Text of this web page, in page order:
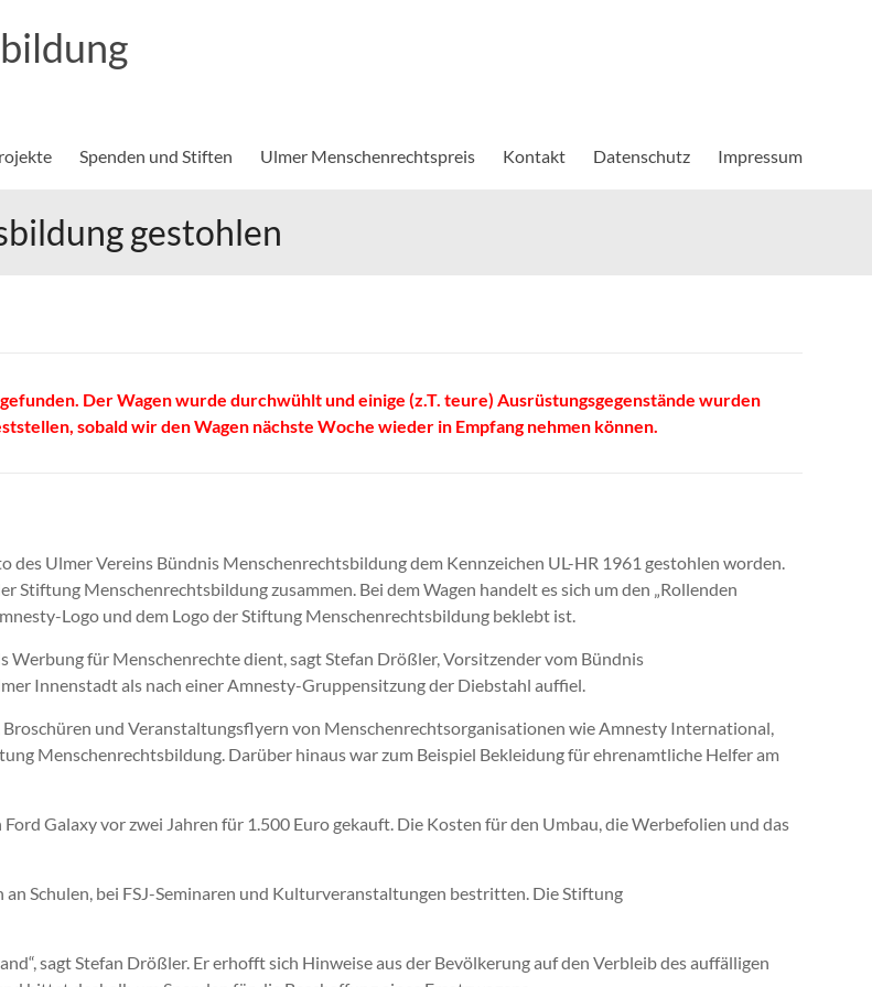
Spenden und Stiften Ulmer Menschenrechtspreis Kontakt Datenschutz Impressum
gestohlen
Der Wagen wurde durchwühlt und einige (z.T. teure) Ausrüstungsgegenstände wurden
sobald wir den Wagen nächste Woche wieder in Empfang nehmen können.
Ulmer Vereins Bündnis Menschenrechtsbildung dem Kennzeichen UL-HR 1961 gestohlen worden.
Menschenrechtsbildung zusammen. Bei dem Wagen handelt es sich um den „Rollenden
Logo und dem Logo der Stiftung Menschenrechtsbildung beklebt ist.
für Menschenrechte dient, sagt Stefan Drößler, Vorsitzender vom Bündnis
Innenstadt als nach einer Amnesty-Gruppensitzung der Diebstahl auffiel.
und Veranstaltungsflyern von Menschenrechtsorganisationen wie Amnesty International,
Menschenrechtsbildung. Darüber hinaus war zum Beispiel Bekleidung für ehrenamtliche Helfer am
Galaxy vor zwei Jahren für 1.500 Euro gekauft. Die Kosten für den Umbau, die Werbefolien und das
Schulen, bei FSJ-Seminaren und Kulturveranstaltungen bestritten. Die Stiftung
sagt Stefan Drößler. Er erhofft sich Hinweise aus der Bevölkerung auf den Verbleib des auffälligen